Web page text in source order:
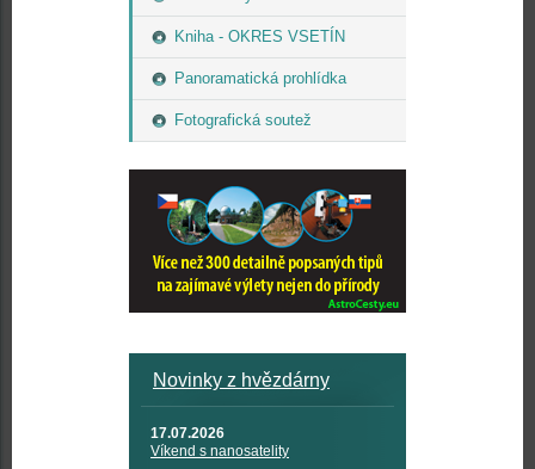
Kniha - OKRES VSETÍN
Panoramatická prohlídka
Fotografická soutež
Novinky z hvězdárny
17.07.2026
Víkend s nanosatelity